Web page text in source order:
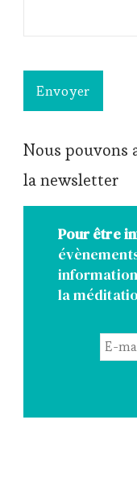
Nous pouvons
la newsletter
Pour être
la